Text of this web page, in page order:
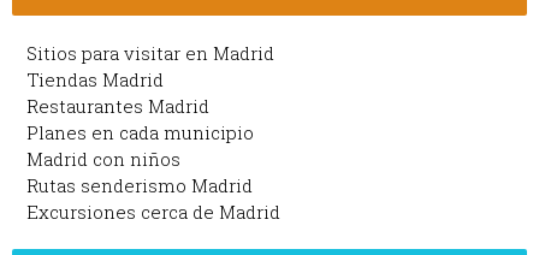
Sitios para visitar en Madrid
Tiendas Madrid
Restaurantes Madrid
Planes en cada municipio
Madrid con niños
Rutas senderismo Madrid
Excursiones cerca de Madrid